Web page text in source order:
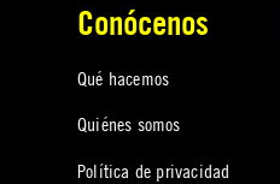
Conócenos
Qué hacemos
Quiénes somos
Política de privacidad